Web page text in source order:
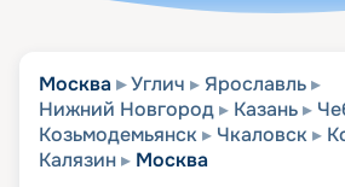
Москва Углич
Ярославль
Нижний Новгород
Казань
Козьмодемьянск
Чкаловск
Калязин
Москва